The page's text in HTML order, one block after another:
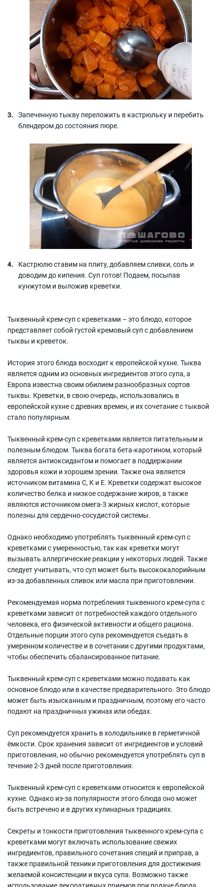
Запеченную тыкву переложить в кастрюльку и перебить
блендером до состояния пюре.
Кастрюлю ставим на плиту, добавляем сливки, соль и
доводим до кипения. Суп готов! Подаем, посыпав
кунжутом и выложив креветки.
Тыквенный крем-суп с креветками – это блюдо, которое
представляет собой густой кремовый суп с добавлением
тыквы и креветок.
История этого блюда восходит к европейской кухне. Тыква
является одним из основных ингредиентов этого супа, а
Европа известна своим обилием разнообразных сортов
тыквы. Креветки, в свою очередь, использовались в
европейской кухне с древних времен, и их сочетание с тыквой
стало популярным.
Тыквенный крем-суп с креветками является питательным и
полезным блюдом. Тыква богата бета-каротином, который
является антиоксидантом и помогает в поддержании
здоровья кожи и хорошем зрении. Также она является
источником витамина С, К и Е. Креветки содержат высокое
количество белка и низкое содержание жиров, а также
являются источником омега-3 жирных кислот, которые
полезны для сердечно-сосудистой системы.
Однако необходимо употреблять тыквенный крем-суп с
креветками с умеренностью, так как креветки могут
вызывать аллергические реакции у некоторых людей. Также
следует учитывать, что суп может быть высококалорийным
из-за добавленных сливок или масла при приготовлении.
Рекомендуемая норма потребления тыквенного крем-супа с
креветками зависит от потребностей каждого отдельного
человека, его физической активности и общего рациона.
Отдельные порции этого супа рекомендуется съедать в
умеренном количестве и в сочетании с другими продуктами,
чтобы обеспечить сбалансированное питание.
Тыквенный крем-суп с креветками можно подавать как
основное блюдо или в качестве предварительного. Это блюдо
может быть изысканным и праздничным, поэтому его часто
подают на праздничных ужинах или обедах.
Суп рекомендуется хранить в холодильнике в герметичной
ёмкости. Срок хранения зависит от ингредиентов и условий
приготовления, но обычно рекомендуется употреблять суп в
течение 2-3 дней после приготовления.
Тыквенный крем-суп с креветками относится к европейской
кухне. Однако из-за популярности этого блюда оно может
быть встречено и в других кулинарных традициях.
Секреты и тонкости приготовления тыквенного крем-супа с
креветками могут включать использование свежих
ингредиентов, правильного сочетания специй и приправ, а
также правильной техники приготовления для достижения
желаемой консистенции и вкуса супа. Возможно также
использование декоративных приемов при подаче блюда,